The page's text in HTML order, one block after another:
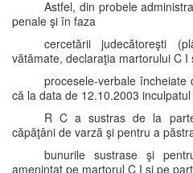
Astfel, din probele
penale şi în faza
cercetării judecătoreşti
vătămate, declaraţia martorului C I
procesele-verbale
că la data de 12.10.2003 inculpatul
R C a sustras de la
căpăţâni de varză şi pentru a
bunurile sustrase şi
ameninţat pe martorul C I şi pe